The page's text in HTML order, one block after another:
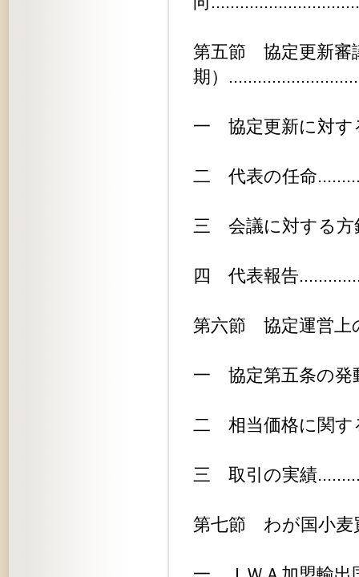
第五節 協定更新審
期）
一 協定更新に対す
二 代表の任命
三 会議に対する方
四 代表報告
第六節 協定運営上
一 協定第五条の発
二 相当価格に関す
三 取引の実績
第七節 わが国小麦